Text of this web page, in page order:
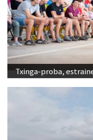
Txinga-proba,